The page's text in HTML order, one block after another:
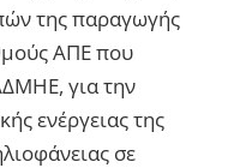
της παραγωγής
ΑΠΕ που
για την
ενέργειας της
σε